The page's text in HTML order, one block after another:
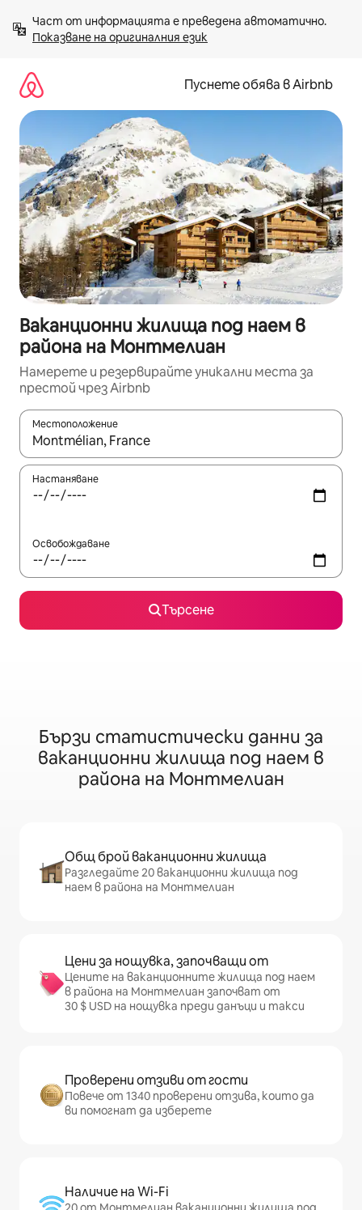
към
съдържанието
Показване на оригиналния език
Пуснете обява в Airbnb
Ваканционни жилища под наем в
района на Монтмелиан
Намерете и резервирайте уникални места за
престой чрез Airbnb
Местоположение
Когато резултатите се покажат, използвайте
Настаняване
Освобождаване
Търсене
Бързи статистически данни за
ваканционни жилища под наем в
района на Монтмелиан
Общ брой ваканционни жилища
Разгледайте 20 ваканционни жилища под
наем в района на Монтмелиан
Цени за нощувка, започващи от
Цените на ваканционните жилища под наем
в района на Монтмелиан започват от
30 $ USD на нощувка преди данъци и такси
Проверени отзиви от гости
Повече от 1340 проверени отзива, които да
ви помогнат да изберете
Наличие на Wi-Fi